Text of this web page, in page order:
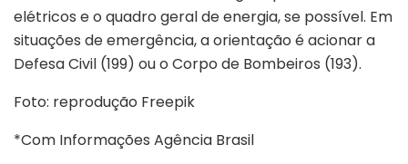
elétricos e o quadro geral de energia, se possível. Em
situações de emergência, a orientação é acionar a
Defesa Civil (199) ou o Corpo de Bombeiros (193).
Foto: reprodução Freepik
*Com Informações Agência Brasil